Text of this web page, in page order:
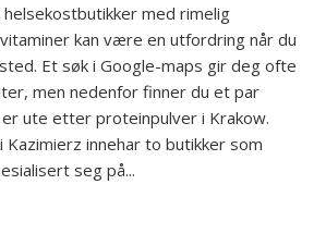
med rimelig
kan være en utfordring når du
Et søk i Google-maps gir deg ofte
men nedenfor finner du et par
ute etter proteinpulver i Krakow.
Kazimierz innehar to butikker som
seg på...